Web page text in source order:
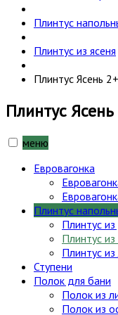
Плинтус
Плинтус из ясеня
Плинтус Ясень
Плинтус
меню
Евровагонка
Плинтус
Плинтус
Плинтус из
Плинтус
Ступени
Полок для бани
Полок из
Полок из